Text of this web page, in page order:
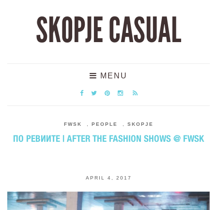
SKOPJE CASUAL
MENU
FWSK PEOPLE SKOPJE
ПО РЕВИИТЕ | AFTER THE FASHION SHOWS @ FWSK
APRIL 4, 2017